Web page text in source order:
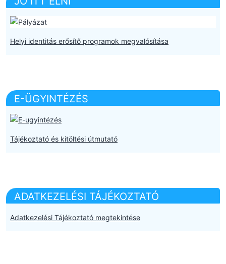
Helyi identitás erősítő programok megvalósítása
E-ÜGYINTÉZÉS
Tájékoztató és kitöltési útmutató
ADATKEZELÉSI TÁJÉKOZTATÓ
Adatkezelési Tájékoztató megtekintése